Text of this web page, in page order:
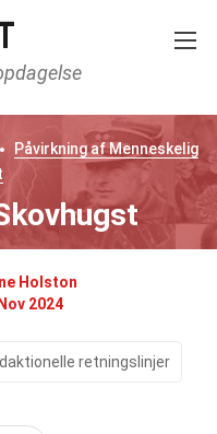
Påvirkning af Menneskelig
Holston
2024
retningslinjer